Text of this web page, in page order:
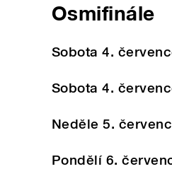
Osmifinále
Sobota 4.
Sobota 4.
Neděle 5.
Pondělí 6.